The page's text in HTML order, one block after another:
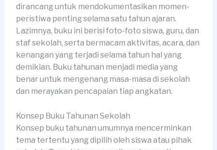
dirancang untuk mendokumentasikan momen-
peristiwa penting selama satu tahun ajaran.
Lazimnya, buku ini berisi foto-foto siswa, guru, dan
staf sekolah, serta bermacam aktivitas, acara, dan
kenangan yang terjadi selama tahun hal yang
demikian. Buku tahunan menjadi media yang
benar untuk mengenang masa-masa di sekolah
dan merayakan pencapaian tiap angkatan.
Konsep Buku Tahunan Sekolah
Konsep buku tahunan umumnya mencerminkan
tema tertentu yang dipilih oleh siswa atau pihak